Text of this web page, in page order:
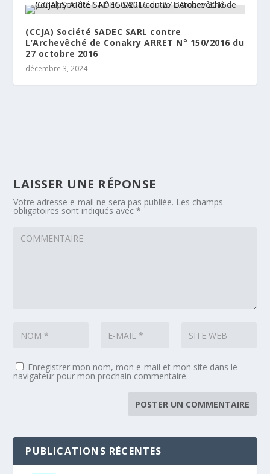
(CCJA) Société SADEC SARL contre
L’Archevêché de Conakry ARRET N° 150/2016 du
27 octobre 2016
décembre 3, 2024
LAISSER UNE RÉPONSE
Votre adresse e-mail ne sera pas publiée. Les champs
obligatoires sont indiqués avec*
Enregistrer mon nom, mon e-mail et mon site dans le
navigateur pour mon prochain commentaire.
PUBLICATIONS RÉCENTES